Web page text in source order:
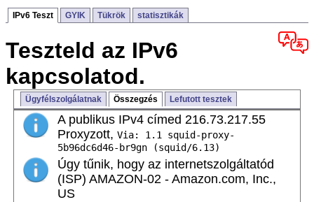
IPv6 Teszt GYIK Tükrök statisztikák
Teszteld az IPv6
kapcsolatod.
Ügyfélszolgálatnak Összegzés Lefutott tesztek
A publikus IPv4 címed 216.73.217.55
Proxyzott, Via: 1.1 squid-proxy-
5b96dc6d46-br9gn (squid/6.13)
Úgy tűnik, hogy az internetszolgáltatód
(ISP) AMAZON-02 - Amazon.com, Inc.,
US